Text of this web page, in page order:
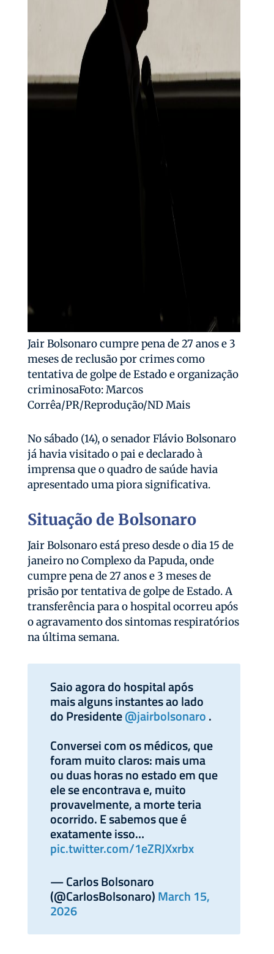
Jair Bolsonaro cumpre pena de 27 anos e 3
meses de reclusão por crimes como
tentativa de golpe de Estado e organização
criminosaFoto: Marcos
Corrêa/PR/Reprodução/ND Mais
No sábado (14), o senador Flávio Bolsonaro
já havia visitado o pai e declarado à
imprensa que o quadro de saúde havia
apresentado uma piora significativa.
Situação de Bolsonaro
Jair Bolsonaro está preso desde o dia 15 de
janeiro no Complexo da Papuda, onde
cumpre pena de 27 anos e 3 meses de
prisão por tentativa de golpe de Estado. A
transferência para o hospital ocorreu após
o agravamento dos sintomas respiratórios
na última semana.
Saio agora do hospital após
mais alguns instantes ao lado
do Presidente@jairbolsonaro.
Conversei com os médicos, que
foram muito claros: mais uma
ou duas horas no estado em que
ele se encontrava e, muito
provavelmente, a morte teria
ocorrido. E sabemos que é
exatamente isso…
pic.twitter.com/1eZRJXxrbx
— Carlos Bolsonaro
(@CarlosBolsonaro)March 15,
2026